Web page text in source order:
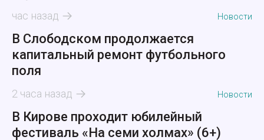
час назад Новости
В Слободском продолжается
капитальный ремонт футбольного
поля
2 часа назад Новости
В Кирове проходит юбилейный
фестиваль «На семи холмах» (6+)